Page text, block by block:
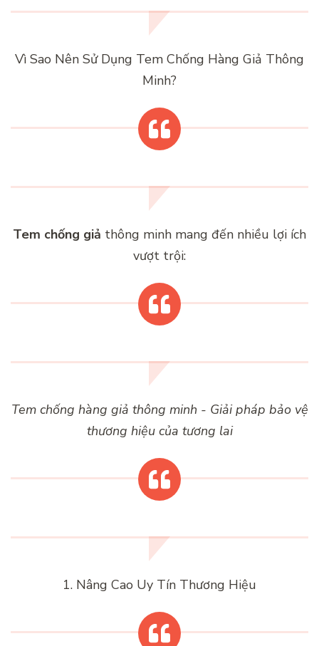
Vì Sao Nên Sử Dụng Tem Chống Hàng Giả Thông
Minh?
Tem chống giả thông minh mang đến nhiều lợi ích
vượt trội:
Tem chống hàng giả thông minh - Giải pháp bảo vệ
thương hiệu của tương lai
1. Nâng Cao Uy Tín Thương Hiệu